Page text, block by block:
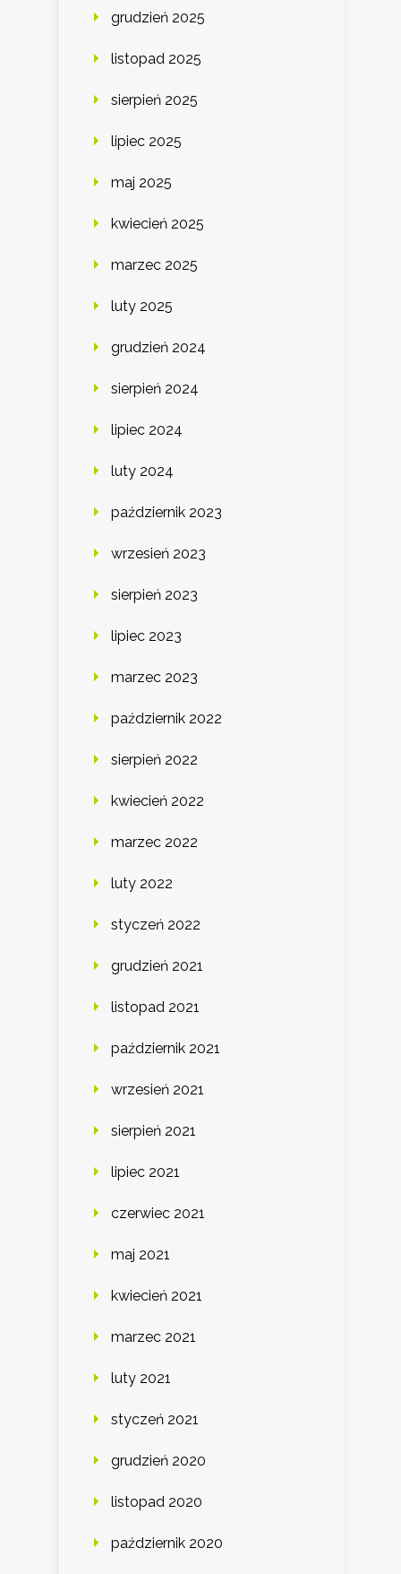
grudzień 2025
listopad 2025
sierpień 2025
lipiec 2025
maj 2025
kwiecień 2025
marzec 2025
luty 2025
grudzień 2024
sierpień 2024
lipiec 2024
luty 2024
październik 2023
wrzesień 2023
sierpień 2023
lipiec 2023
marzec 2023
październik 2022
sierpień 2022
kwiecień 2022
marzec 2022
luty 2022
styczeń 2022
grudzień 2021
listopad 2021
październik 2021
wrzesień 2021
sierpień 2021
lipiec 2021
czerwiec 2021
maj 2021
kwiecień 2021
marzec 2021
luty 2021
styczeń 2021
grudzień 2020
listopad 2020
październik 2020